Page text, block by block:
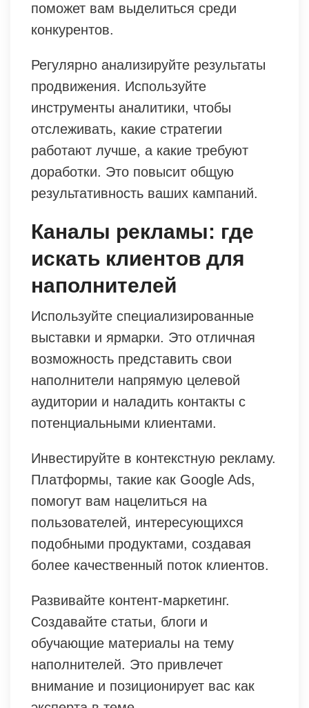
поможет вам выделиться среди
конкурентов.
Регулярно анализируйте результаты
продвижения. Используйте
инструменты аналитики, чтобы
отслеживать, какие стратегии
работают лучше, а какие требуют
доработки. Это повысит общую
результативность ваших кампаний.
Каналы рекламы: где
искать клиентов для
наполнителей
Используйте специализированные
выставки и ярмарки. Это отличная
возможность представить свои
наполнители напрямую целевой
аудитории и наладить контакты с
потенциальными клиентами.
Инвестируйте в контекстную рекламу.
Платформы, такие как Google Ads,
помогут вам нацелиться на
пользователей, интересующихся
подобными продуктами, создавая
более качественный поток клиентов.
Развивайте контент-маркетинг.
Создавайте статьи, блоги и
обучающие материалы на тему
наполнителей. Это привлечет
внимание и позиционирует вас как